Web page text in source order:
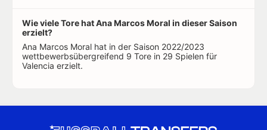
Wie viele Tore hat Ana Marcos Moral in dieser Saison
erzielt?
Ana Marcos Moral hat in der Saison 2022/2023
wettbewerbsübergreifend 9 Tore in 29 Spielen für
Valencia erzielt.